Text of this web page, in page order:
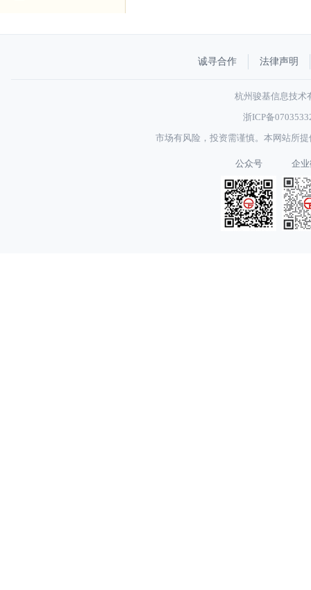
诚寻合作 法律声明
杭州骏基信息技术
浙ICP备
市场有风险，投资需谨慎。本网站所
公众号 企